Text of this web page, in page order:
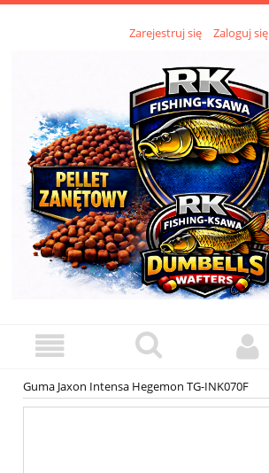
Zarejestruj się Zaloguj się
Guma Jaxon Intensa Hegemon TG-INK070F